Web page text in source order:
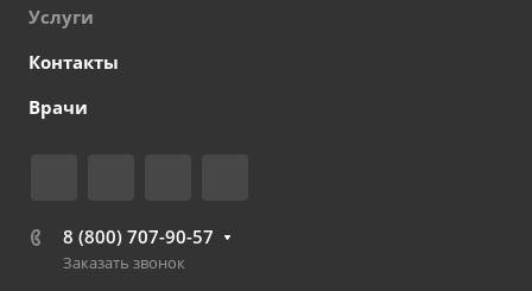
Услуги
Контакты
Врачи
8 (800) 707-90-57
Заказать звонок